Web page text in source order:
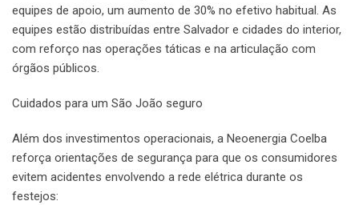
equipes de apoio, um aumento de 30% no efetivo habitual. As
equipes estão distribuídas entre Salvador e cidades do interior,
com reforço nas operações táticas e na articulação com
órgãos públicos.
Cuidados para um São João seguro
Além dos investimentos operacionais, a Neoenergia Coelba
reforça orientações de segurança para que os consumidores
evitem acidentes envolvendo a rede elétrica durante os
festejos: